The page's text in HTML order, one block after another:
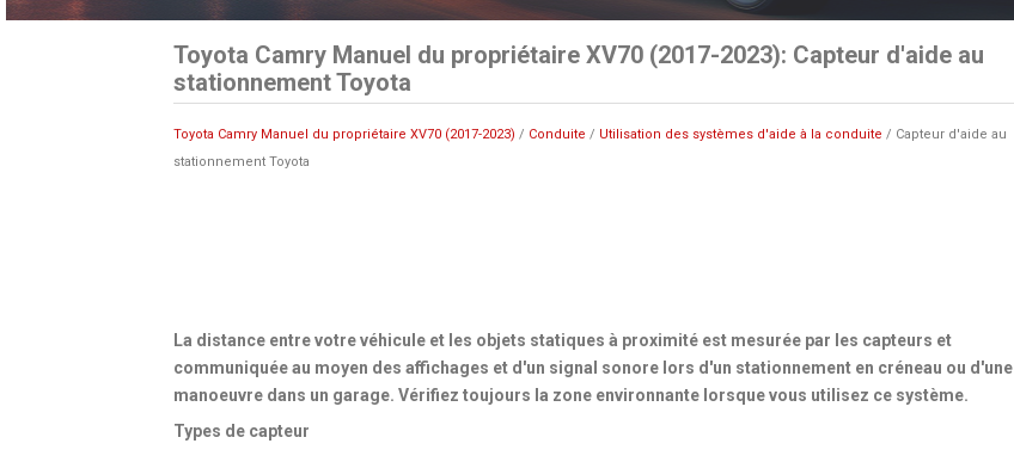
Toyota Camry Manuel du propriétaire XV70 (2017-2023): Capteur d'aide au
stationnement Toyota
Toyota Camry Manuel du propriétaire XV70 (2017-2023) / Conduite / Utilisation des systèmes d'aide à la conduite / Capteur d'aide au
stationnement Toyota
La distance entre votre véhicule et les objets statiques à proximité est mesurée par les capteurs et
communiquée au moyen des affichages et d'un signal sonore lors d'un stationnement en créneau ou d'une
manoeuvre dans un garage. Vérifiez toujours la zone environnante lorsque vous utilisez ce système.
Types de capteur